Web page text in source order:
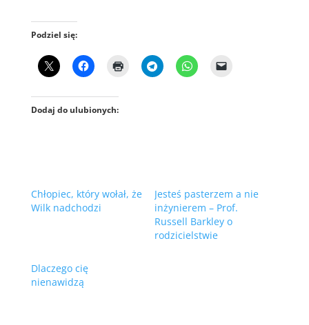
Podziel się:
Dodaj do ulubionych:
Chłopiec, który wołał, że
Wilk nadchodzi
Jesteś pasterzem a nie
inżynierem – Prof.
Russell Barkley o
rodzicielstwie
Dlaczego cię
nienawidzą